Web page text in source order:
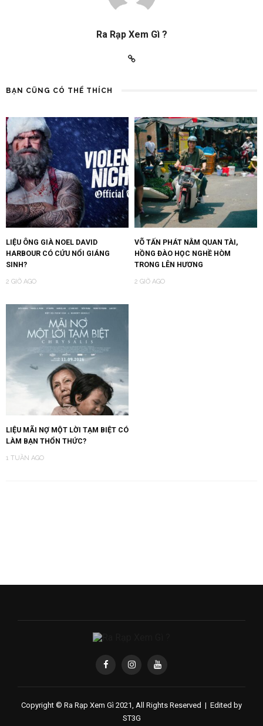
Ra Rạp Xem Gì ?
BẠN CŨNG CÓ THỂ THÍCH
LIỆU ÔNG GIÀ NOEL DAVID
HARBOUR CÓ CỨU NỔI GIÁNG
SINH?
2 GIỜ AGO
VÕ TẤN PHÁT NẰM QUAN TÀI,
HỒNG ĐÀO HỌC NGHỀ HÒM
TRONG LÊN HƯƠNG
2 GIỜ AGO
LIỆU MÃI NỢ MỘT LỜI TẠM BIỆT CÓ
LÀM BẠN THỔN THỨC?
1 TUẦN AGO
Copyright © Ra Rạp Xem Gì 2021, All Rights Reserved | Edited by
ST3G